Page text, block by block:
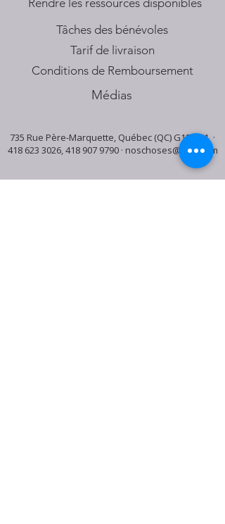
​Rendre les ressources disponibles
Tâches des bénévoles
Tarif de livraison
Conditions de Remboursement
Médias
735 Rue Père-Marquette, Québec (QC) G1S 3C1 ·
418 623 3026,418 907 9790· noschoses@mail.com